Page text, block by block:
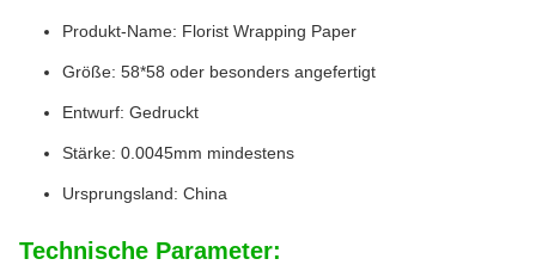
Produkt-Name: Florist Wrapping Paper
Größe: 58*58 oder besonders angefertigt
Entwurf: Gedruckt
Stärke: 0.0045mm mindestens
Ursprungsland: China
Technische Parameter: